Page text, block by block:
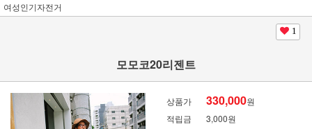
여성인기자전거
1
모모코20리젠트
상품가 330,000원
적립금
3,000원